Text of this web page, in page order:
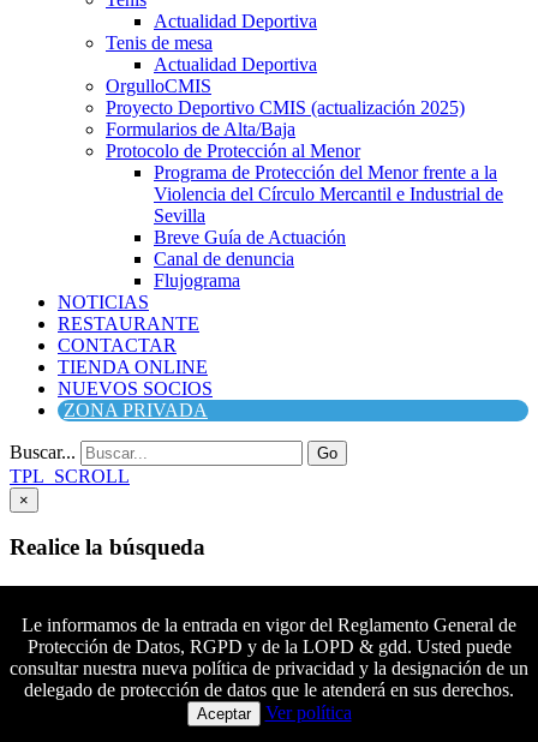
Actualidad Deportiva
Tenis de mesa
Actualidad Deportiva
OrgulloCMIS
Proyecto Deportivo CMIS (actualización 2025)
Formularios de Alta/Baja
Protocolo de Protección al Menor
Programa de Protección del Menor frente a la
Violencia del Círculo Mercantil e Industrial de
Sevilla
Breve Guía de Actuación
Canal de denuncia
Flujograma
NOTICIAS
RESTAURANTE
CONTACTAR
TIENDA ONLINE
NUEVOS SOCIOS
ZONA PRIVADA
Buscar... Go
TPL_SCROLL
×
Realice la búsqueda
Buscar
Síguenos en Facebook
Síguenos en Twitter
Síguenos en YouTube
Síguenos en instagram
Colaboradores principales
Le informamos de la entrada en vigor del Reglamento General de
Protección de Datos, RGPD y de la LOPD & gdd. Usted puede
consultar nuestra nueva política de privacidad y la designación de un
delegado de protección de datos que le atenderá en sus derechos.
Aceptar Ver política